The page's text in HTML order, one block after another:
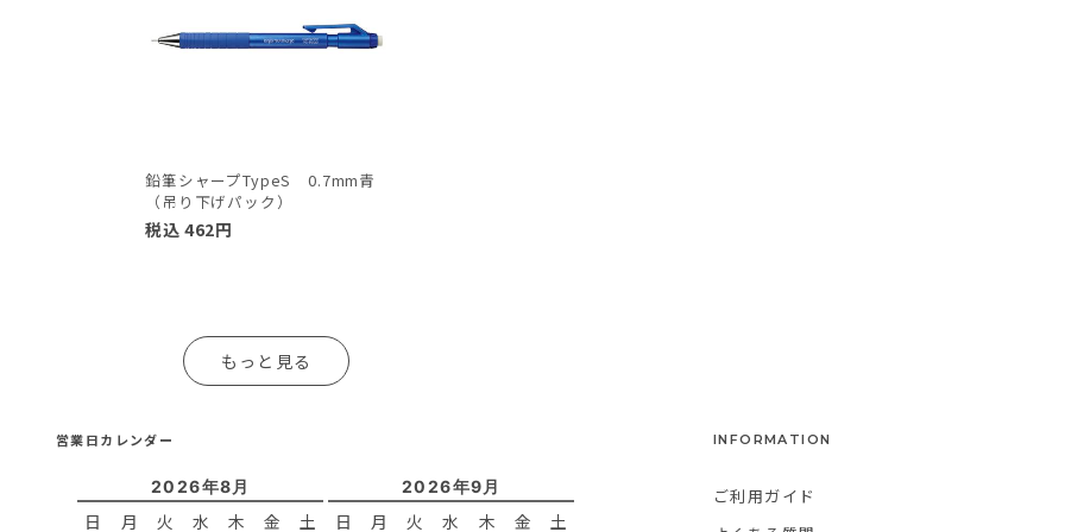
鉛筆シャープTypeS 0.7mm青
（吊り下げパック）
税込 462円
もっと見る
営業日カレンダー
2026年8月
日 月 火 水 木 金 土
2026年9月
日 月 火 水 木 金 土
INFORMATION
ご利用ガイド